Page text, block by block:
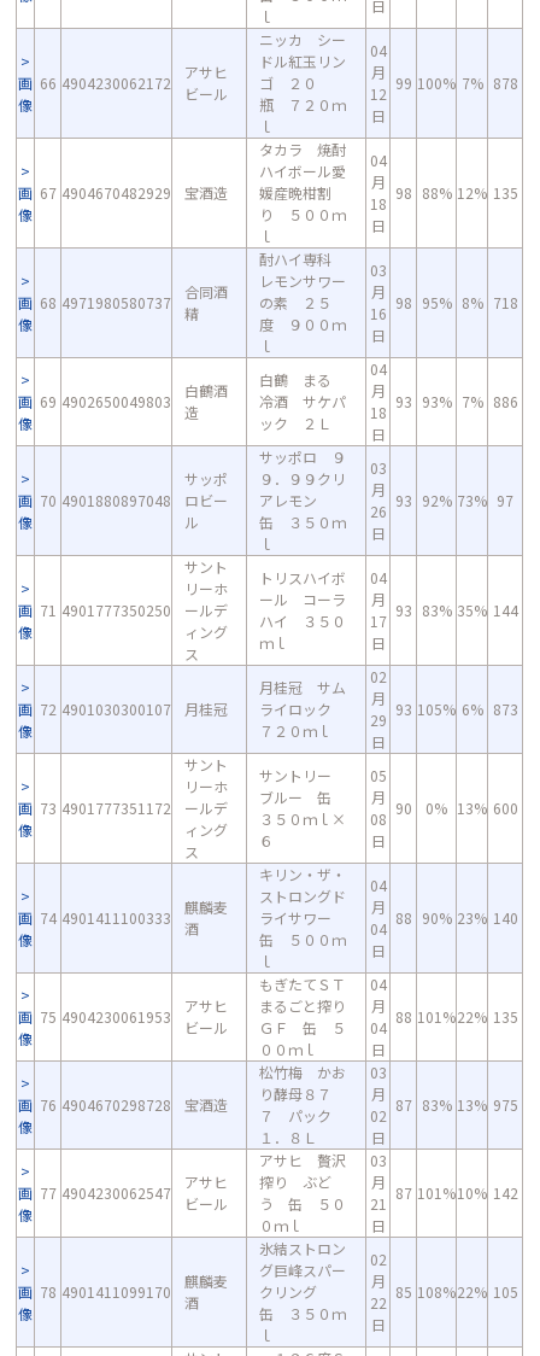
ｌ
日
画
像
66 4904230062172
アサヒ
ビール
ニッカ シー
ドル紅玉リン
ゴ ２０
瓶 ７２０ｍ
ｌ
04
月
12
日
99 100% 7% 878
画
像
67 4904670482929 宝酒造
タカラ 焼酎
ハイボール愛
媛産晩柑割
り ５００ｍ
ｌ
04
月
18
日
98 88% 12% 135
画
像
68 4971980580737
合同酒
精
酎ハイ専科
レモンサワー
の素 ２５
度 ９００ｍ
ｌ
03
月
16
日
98 95% 8% 718
画
像
69 4902650049803
白鶴酒
造
白鶴 まる
冷酒 サケパ
ック ２Ｌ
04
月
18
日
93 93% 7% 886
画
像
70 4901880897048
サッポ
ロビー
ル
サッポロ ９
９．９９クリ
アレモン
缶 ３５０ｍ
ｌ
03
月
26
日
93 92% 73% 97
画
像
71 4901777350250
サント
リーホ
ールデ
ィング
ス
トリスハイボ
ール コーラ
ハイ ３５０
ｍｌ
04
月
17
日
93 83% 35% 144
画
像
72 4901030300107 月桂冠
月桂冠 サム
ライロック
７２０ｍｌ
02
月
29
日
93 105% 6% 873
画
像
73 4901777351172
サント
リーホ
ールデ
ィング
ス
サントリー
ブルー 缶
３５０ｍｌ×
６
05
月
08
日
90 0% 13% 600
画
像
74 4901411100333
麒麟麦
酒
キリン・ザ・
ストロングド
ライサワー
缶 ５００ｍ
ｌ
04
月
04
日
88 90% 23% 140
画
像
75 4904230061953
アサヒ
ビール
もぎたてＳＴ
まるごと搾り
ＧＦ 缶 ５
００ｍｌ
04
月
04
日
88 101%22% 135
画
像
76 4904670298728 宝酒造
松竹梅 かお
り酵母８７
７ パック
１．８Ｌ
03
月
02
日
87 83% 13% 975
画
像
77 4904230062547
アサヒ
ビール
アサヒ 贅沢
搾り ぶど
う 缶 ５０
０ｍｌ
03
月
21
日
87 101%10% 142
画
像
78 4901411099170
麒麟麦
酒
氷結ストロン
グ巨峰スパー
クリング
缶 ３５０ｍ
ｌ
02
月
22
日
85 108%22% 105